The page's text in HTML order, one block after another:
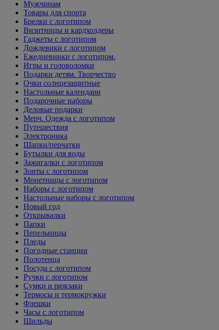
Мужчинам
Товары для спорта
Брелки с логотипом
Визитницы и кардхолдеры
Гаджеты с логотипом
Дождевики с логотипом
Ежедневники с логотипом.
Игры и головоломки
Подарки детям. Творчество
Очки солнцезащитные
Настольные календари
Подарочные наборы
Деловые подарки
Мерч. Одежда с логотипом
Путешествия
Электроника
Шапки/перчатки
Бутылки для воды
Зажигалки с логотипом
Зонты с логотипом
Монетницы с логотипом
Наборы с логотипом
Настольные наборы с логотипом
Новый год
Открывалки
Папки
Пепельницы
Пледы
Погодные станции
Полотенца
Посуда с логотипом
Ручки с логотипом
Сумки и рюкзаки
Термосы и термокружки
Флешки
Часы с логотипом
Шильды